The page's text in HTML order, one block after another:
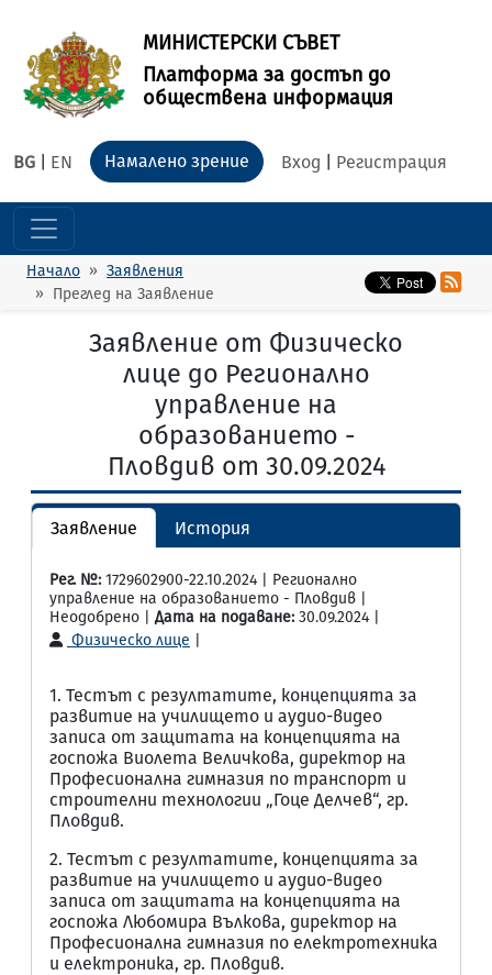
МИНИСТЕРСКИ СЪВЕТ
Платформа за достъп до
обществена информация
BG EN Вход Регистрация
Намалено зрение
Начало
Заявления
Преглед на Заявление
Заявление от Физическо
лице до Регионално
управление на
образованието -
Пловдив от 30.09.2024
Заявление История
Рег. №: 1729602900-22.10.2024 | Регионално
управление на образованието - Пловдив |
Неодобрено | Дата на подаване: 30.09.2024 |
Физическо лице
1. Тестът с резултатите, концепцията за
развитие на училището и аудио-видео
записа от защитата на концепцията на
госпожа Виолета Величкова, директор на
Професионална гимназия по транспорт и
строителни технологии „Гоце Делчев“, гр.
Пловдив.
2. Тестът с резултатите, концепцията за
развитие на училището и аудио-видео
записа от защитата на концепцията на
госпожа Любомира Вълкова, директор на
Професионална гимназия по електротехника
и електроника, гр. Пловдив.